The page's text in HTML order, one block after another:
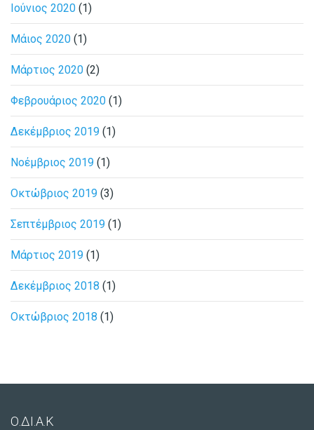
Ιούνιος 2020 (1)
Μάιος 2020 (1)
Μάρτιος 2020 (2)
Φεβρουάριος 2020 (1)
Δεκέμβριος 2019 (1)
Νοέμβριος 2019 (1)
Οκτώβριος 2019 (3)
Σεπτέμβριος 2019 (1)
Μάρτιος 2019 (1)
Δεκέμβριος 2018 (1)
Οκτώβριος 2018 (1)
Ο.ΔΙ.Α.Κ